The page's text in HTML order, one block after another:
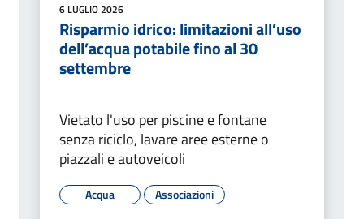
6 LUGLIO 2026
Risparmio idrico: limitazioni all’uso
dell’acqua potabile fino al 30
settembre
Vietato l'uso per piscine e fontane
senza riciclo, lavare aree esterne o
piazzali e autoveicoli
Acqua Associazioni